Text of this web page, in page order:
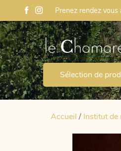
Prenez rendez vous
Sélection de
Accueil / Institut de